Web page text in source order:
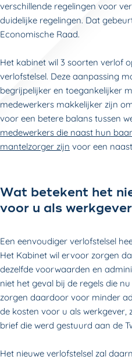
verschillende regelingen voor
duidelijke regelingen. Dat
Economische Raad.
Het kabinet wil 3 soorten verlof
verlofstelsel. Deze aanpassing
begrijpelijker en toegankelijker
medewerkers makkelijker zijn
voor een betere balans tussen
medewerkers die naast hun
mantelzorger zijn voor een
Wat betekent het
voor u als
Een eenvoudiger verlofstelsel
Het Kabinet wil ervoor zorgen
dezelfde voorwaarden en
niet het geval bij de regels die
zorgen daardoor voor minder
de kosten voor u als werkgever,
brief die werd gestuurd aan de
Het nieuwe verlofstelsel zal